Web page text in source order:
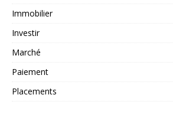
Immobilier
Investir
Marché
Paiement
Placements